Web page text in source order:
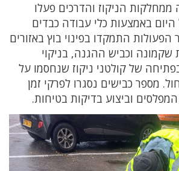
ממחלקות הניקוז והדרכים פעלו
היום באמצעות כלי עבודה כבדים
הפעולות התמקדו בפינוי בוץ באזורים
שקמונה וכביש ההגנה, בניקוי
של קולטני ניקוז שנחסמו על
מספר כבישים נסגרו לפרקי זמן
וביצוע בדיקות בטיחות.